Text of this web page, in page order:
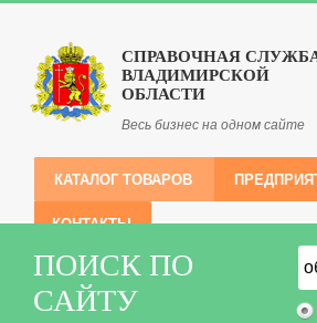
СПРАВОЧНАЯ
ВЛАДИМИРСКОЙ
ОБЛАСТИ
Весь бизнес на одном сайте
КАТАЛОГ ТОВАРОВ
КОНТАКТЫ
ПОИСК ПО
САЙТУ